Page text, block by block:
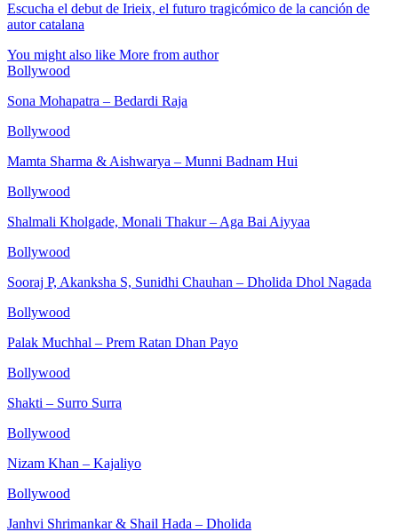
Escucha el debut de Irieix, el futuro tragicómico de la canción de
autor catalana
You might also like More from author
Bollywood
Sona Mohapatra – Bedardi Raja
Bollywood
Mamta Sharma & Aishwarya – Munni Badnam Hui
Bollywood
Shalmali Kholgade, Monali Thakur – Aga Bai Aiyyaa
Bollywood
Sooraj P, Akanksha S, Sunidhi Chauhan – Dholida Dhol Nagada
Bollywood
Palak Muchhal – Prem Ratan Dhan Payo
Bollywood
Shakti – Surro Surra
Bollywood
Nizam Khan – Kajaliyo
Bollywood
Janhvi Shrimankar & Shail Hada – Dholida